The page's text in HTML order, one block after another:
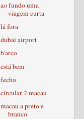
ao fundo uma
viagem curta
lá fora
dubai airport
b'arco
está bem
fecho
circular 2 macau
macau a preto e
branco